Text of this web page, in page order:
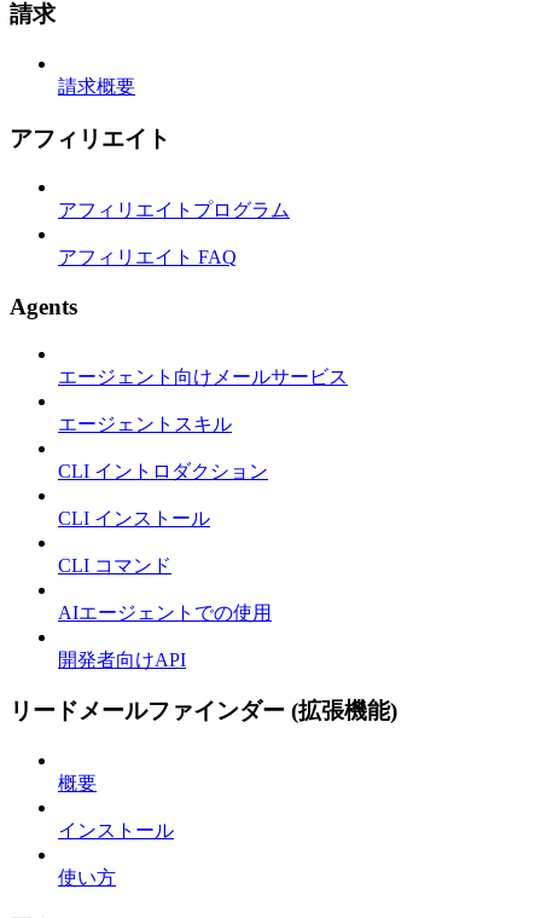
請求
請求概要
アフィリエイト
アフィリエイトプログラム
アフィリエイト FAQ
Agents
エージェント向けメールサービス
エージェントスキル
CLI イントロダクション
CLI インストール
CLI コマンド
AIエージェントでの使用
開発者向けAPI
リードメールファインダー (拡張機能)
概要
インストール
使い方